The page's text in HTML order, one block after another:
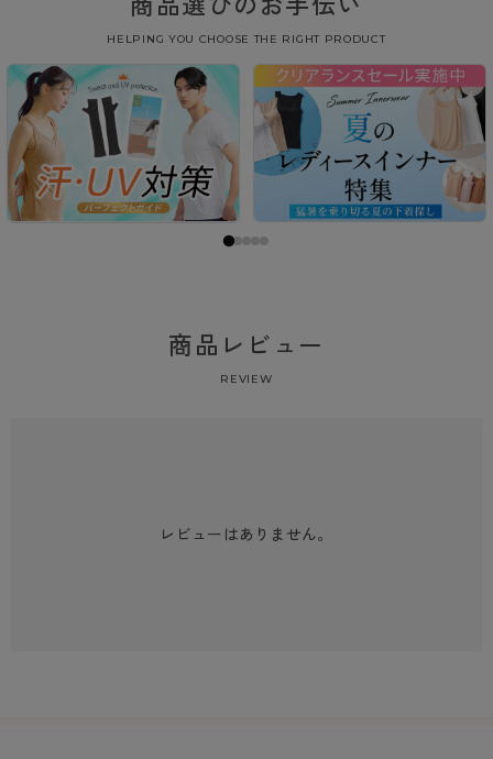
HELPING YOU CHOOSE THE RIGHT PRODUCT
商品レビュー
REVIEW
レビューはありません。